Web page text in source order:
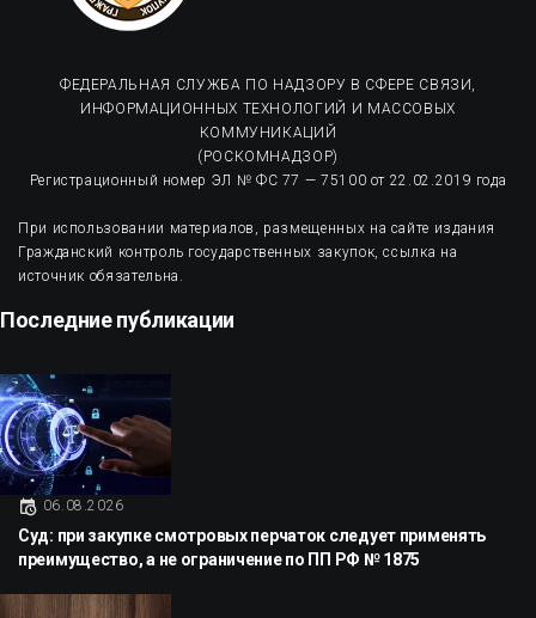
ФЕДЕРАЛЬНАЯ СЛУЖБА ПО НАДЗОРУ В СФЕРЕ СВЯЗИ,
ИНФОРМАЦИОННЫХ ТЕХНОЛОГИЙ И МАССОВЫХ
КОММУНИКАЦИЙ
(РОСКОМНАДЗОР)
Регистрационный номер ЭЛ № ФС 77 — 75100 от 22.02.2019 года
При использовании материалов, размещенных на сайте издания
Гражданский контроль государственных закупок, ссылка на
источник обязательна.
Последние публикации
06.08.2026
Суд: при закупке смотровых перчаток следует применять
преимущество, а не ограничение по ПП РФ № 1875